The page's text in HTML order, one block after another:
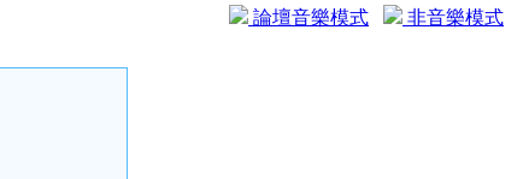
論壇音樂模式 非音樂模式